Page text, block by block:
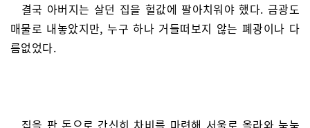
결국 아버지는 살던 집을 헐값에 팔아치워야 했다. 금광도
매물로 내놓았지만, 누구 하나 거들떠보지 않는 폐광이나 다
름없었다.
집을 판 돈으로 간신히 차비를 마련해 서울로 올라와 눅눅